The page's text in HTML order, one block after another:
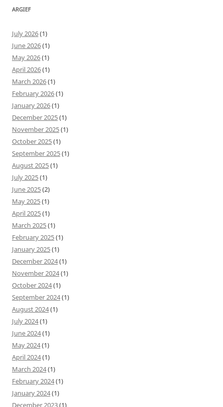
ARGIEF
July 2026(1)
June 2026(1)
May 2026(1)
April 2026(1)
March 2026(1)
February 2026(1)
January 2026(1)
December 2025(1)
November 2025(1)
October 2025(1)
September 2025(1)
August 2025(1)
July 2025(1)
June 2025(2)
May 2025(1)
April 2025(1)
March 2025(1)
February 2025(1)
January 2025(1)
December 2024(1)
November 2024(1)
October 2024(1)
September 2024(1)
August 2024(1)
July 2024(1)
June 2024(1)
May 2024(1)
April 2024(1)
March 2024(1)
February 2024(1)
January 2024(1)
December 2023(1)